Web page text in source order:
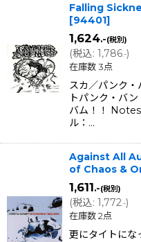
Falling
[94401]
1,624.-(税別)
(税込: 1,786.-)
在庫数 3点
スカ／パンク
トパンク・バ
バム！！
ル：…
Against All
of Chaos &
1,611.-(税別)
(税込: 1,772.-)
在庫数 2点
更にタイトに